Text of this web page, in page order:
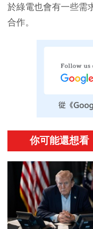
於綠電也會有一些需
合作。